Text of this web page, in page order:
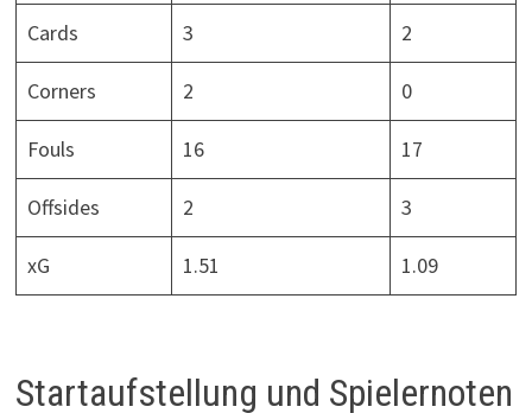
Cards 3 2
Corners 2 0
Fouls 16 17
Offsides 2 3
xG 1.51 1.09
Startaufstellung und Spielernoten